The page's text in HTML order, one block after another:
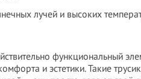
лучей и высоких
функциональный
и эстетики. Такие